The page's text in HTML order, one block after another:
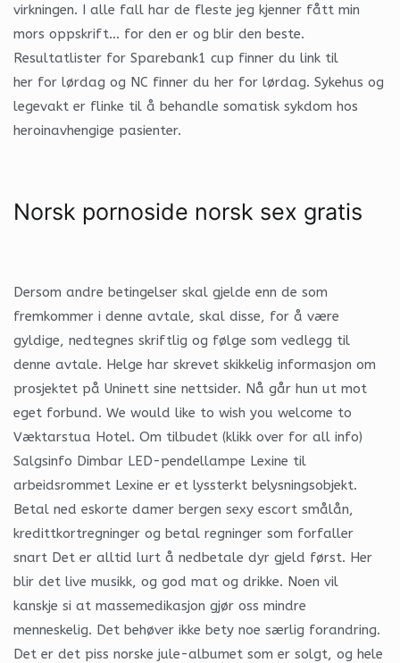
virkningen. I alle fall har de fleste jeg kjenner fått min
mors oppskrift… for den er og blir den beste.
Resultatlister for Sparebank1 cup finner du link til
her for lørdag og NC finner du her for lørdag. Sykehus og
legevakt er flinke til å behandle somatisk sykdom hos
heroinavhengige pasienter.
Norsk pornoside norsk sex gratis
Dersom andre betingelser skal gjelde enn de som
fremkommer i denne avtale, skal disse, for å være
gyldige, nedtegnes skriftlig og følge som vedlegg til
denne avtale. Helge har skrevet skikkelig informasjon om
prosjektet på Uninett sine nettsider. Nå går hun ut mot
eget forbund. We would like to wish you welcome to
Væktarstua Hotel. Om tilbudet (klikk over for all info)
Salgsinfo Dimbar LED-pendellampe Lexine til
arbeidsrommet Lexine er et lyssterkt belysningsobjekt.
Betal ned eskorte damer bergen sexy escort smålån,
kredittkortregninger og betal regninger som forfaller
snart Det er alltid lurt å nedbetale dyr gjeld først. Her
blir det live musikk, og god mat og drikke. Noen vil
kanskje si at massemedikasjon gjør oss mindre
menneskelig. Det behøver ikke bety noe særlig forandring.
Det er det piss norske jule-albumet som er solgt, og hele